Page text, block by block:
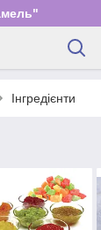
Інгредієнти